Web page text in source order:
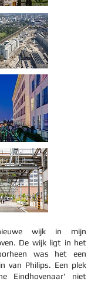
wijk in mijn
De wijk ligt in het
was het een
van Philips. Een plek
Eindhovenaar' niet